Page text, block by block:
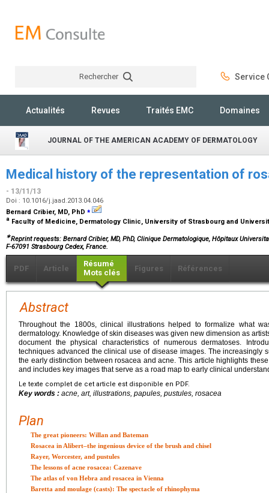
Rechercher Service
Actualités Revues Traités EMC Domaines
JOURNAL OF THE AMERICAN ACADEMY OF DERMATOLOGY
Medical history of the representation of
- 13/11/13
Doi : 10.1016/j.jaad.2013.04.046
Bernard Cribier, MD, PhD ⁎
a Faculty of Medicine, Dermatology Clinic, University of Strasbourg and
∗Reprint requests: Bernard Cribier, MD, PhD, Clinique Dermatologique, Hôpitaux
F-67091 Strasbourg Cedex, France.
PDF Article
Résumé
Mots clés
Figures Références
Abstract
Throughout the 1800s, clinical illustrations helped to formalize what
dermatology. Knowledge of skin diseases was given new dimension as
document the physical characteristics of numerous dermatoses.
techniques advanced the clinical use of disease images. The increasingly
the early distinction between rosacea and acne. This article highlights
and includes key images that serve as a road map to early clinical
Le texte complet de cet article est disponible en PDF.
Key words : acne, art, illustrations, papules, pustules, rosacea
Plan
The great pioneers: Willan and Bateman
Rosacea in Alibert–the ingenious device of the brush and chisel
Rayer, Worcester, and pustules
The lessons of acne rosacea: Cazenave
The atlas of von Hebra and rosacea in Vienna
Baretta and moulage (casts): The spectacle of rhinophyma